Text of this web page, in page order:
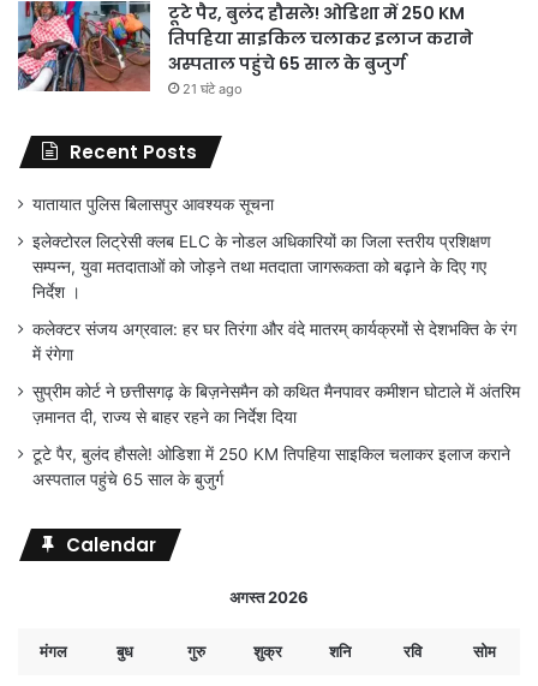
टूटे पैर, बुलंद हौसले! ओडिशा में 250 KM
तिपहिया साइकिल चलाकर इलाज कराने
अस्पताल पहुंचे 65 साल के बुजुर्ग
21 घंटे ago
Recent Posts
यातायात पुलिस बिलासपुर आवश्यक सूचना
इलेक्टोरल लिट्रेसी क्लब ELC के नोडल अधिकारियों का जिला स्तरीय प्रशिक्षण
सम्पन्न, युवा मतदाताओं को जोड़ने तथा मतदाता जागरूकता को बढ़ाने के दिए गए
निर्देश ।
कलेक्टर संजय अग्रवाल: हर घर तिरंगा और वंदे मातरम् कार्यक्रमों से देशभक्ति के रंग
में रंगेगा
सुप्रीम कोर्ट ने छत्तीसगढ़ के बिज़नेसमैन को कथित मैनपावर कमीशन घोटाले में अंतरिम
ज़मानत दी, राज्य से बाहर रहने का निर्देश दिया
टूटे पैर, बुलंद हौसले! ओडिशा में 250 KM तिपहिया साइकिल चलाकर इलाज कराने
अस्पताल पहुंचे 65 साल के बुजुर्ग
Calendar
अगस्त 2026
मंगल बुध गुरु शुक्र शनि रवि सोम